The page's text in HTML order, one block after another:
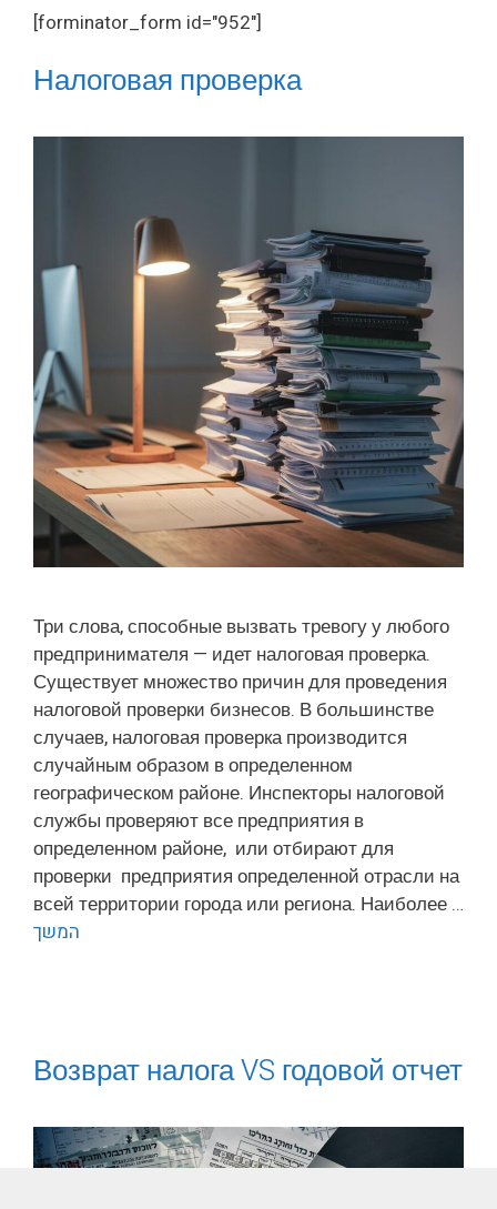
[forminator_form id="952"]
Налоговая проверка
Три слова, способные вызвать тревогу у любого
предпринимателя — идет налоговая проверка.
Существует множество причин для проведения
налоговой проверки бизнесов. В большинстве
случаев, налоговая проверка производится
случайным образом в определенном
географическом районе. Инспекторы налоговой
службы проверяют все предприятия в
определенном районе, или отбирают для
проверки предприятия определенной отрасли на
всей территории города или региона. Наиболее …
המשך
Возврат налога VS годовой отчет